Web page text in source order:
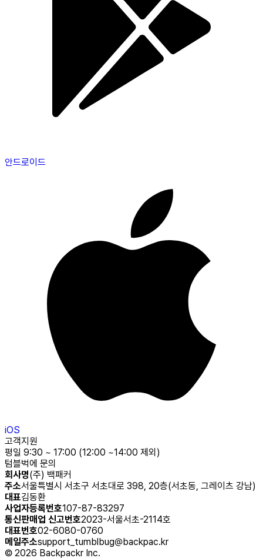
안드로이드
iOS
고객지원
평일 9:30 ~ 17:00 (12:00 ~14:00 제외)
텀블벅에 문의
회사명(주) 백패커
주소서울특별시 서초구 서초대로 398, 20층(서초동, 그레이츠 강남)
대표김동환
사업자등록번호107-87-83297
통신판매업 신고번호2023-서울서초-2114호
대표번호02-6080-0760
메일주소support_tumblbug@backpac.kr
© 2026 Backpackr Inc.